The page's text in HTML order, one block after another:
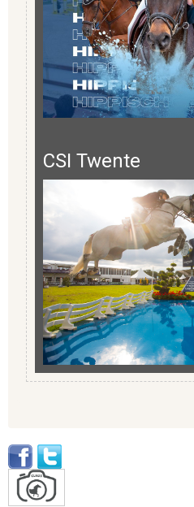
CSI Twente